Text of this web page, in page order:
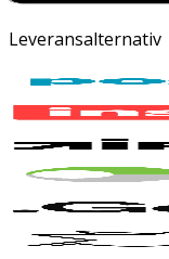
Leveransalternativ